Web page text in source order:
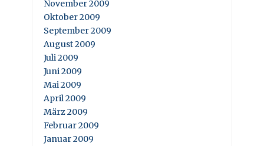
November 2009
Oktober 2009
September 2009
August 2009
Juli 2009
Juni 2009
Mai 2009
April 2009
März 2009
Februar 2009
Januar 2009